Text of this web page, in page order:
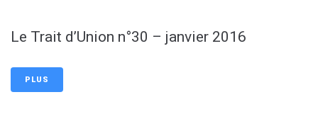
Le Trait d’Union n°30 – janvier 2016
PLUS